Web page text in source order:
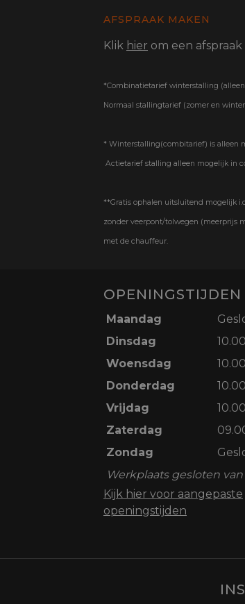
AFSPRAAK MAKEN
Klik hier om een
*Combinatietarief winterstalling
Normaal stallingtarief (zomer en
* Winterstalling(combitarief) is alleen
Actietarief stalling alleen mogelijk in
**Gratis ophalen uitsluitend mogelijk
zonder veerpont/tolwegen (meerprijs
met de chauffeur.
OPENINGSTIJDEN
Maandag
Dinsdag
Woensdag
Donderdag
Vrijdag
Zaterdag
Zondag
Werkplaats gesloten van
Kijk hier voor aangepaste
openingstijden